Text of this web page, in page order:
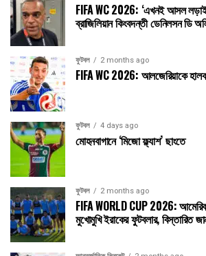
FIFA WC 2026: ‘এখনই আসল
ব্রাজিলিয়ান কিংবদন্তী ডেনিলসন ডি
ফুটবল 2 months ago
FIFA WC 2026: আলজেরিয়াকে
ফুটবল 4 days ago
মোহনবাগানে ‘মিজো ফ্ল্যাশ’ ছাংতে
ফুটবল 2 months ago
FIFA WORLD CUP 2026:
মুখোমুখি ইরাকের ফুটবলার, বিস্তারিত